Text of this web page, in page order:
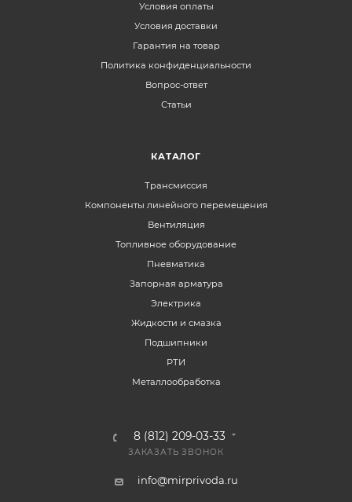
Условия оплаты
Условия доставки
Гарантия на товар
Политика конфиденциальности
Вопрос-ответ
Статьи
КАТАЛОГ
Трансмиссия
Компоненты линейного перемещения
Вентиляция
Топливное оборудование
Пневматика
Запорная арматура
Электрика
Жидкости и смазка
Подшипники
РТИ
Металлообработка
8 (812) 209-03-33
ЗАКАЗАТЬ ЗВОНОК
info@mirprivoda.ru